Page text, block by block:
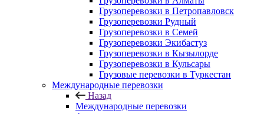
Грузоперевозки в Петропавловск
Грузоперевозки Рудный
Грузоперевозки в Семей
Грузоперевозки Экибастуз
Грузоперевозки в Кызылорде
Грузоперевозки в Кульсары
Грузовые перевозки в Туркестан
Международные перевозки
Назад
Международные перевозки